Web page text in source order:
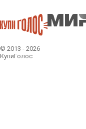
© 2013 - 2026
КупиГолос